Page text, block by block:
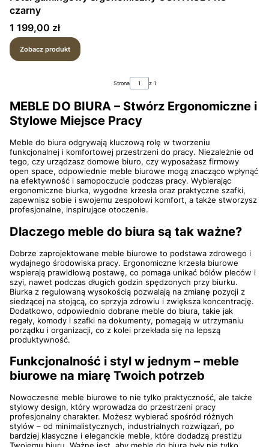
czarny
Cena
1 199,00 zł
Zobacz produkt
Strona z 1
MEBLE DO BIURA – Stwórz Ergonomiczne i
Stylowe Miejsce Pracy
Meble do biura odgrywają kluczową rolę w tworzeniu
funkcjonalnej i komfortowej przestrzeni do pracy. Niezależnie od
tego, czy urządzasz domowe biuro, czy wyposażasz firmowy
open space, odpowiednie meble biurowe mogą znacząco wpłynąć
na efektywność i samopoczucie podczas pracy. Wybierając
ergonomiczne biurka, wygodne krzesła oraz praktyczne szafki,
zapewnisz sobie i swojemu zespołowi komfort, a także stworzysz
profesjonalne, inspirujące otoczenie.
Dlaczego meble do biura są tak ważne?
Dobrze zaprojektowane meble biurowe to podstawa zdrowego i
wydajnego środowiska pracy. Ergonomiczne krzesła biurowe
wspierają prawidłową postawę, co pomaga unikać bólów pleców i
szyi, nawet podczas długich godzin spędzonych przy biurku.
Biurka z regulowaną wysokością pozwalają na zmianę pozycji z
siedzącej na stojącą, co sprzyja zdrowiu i zwiększa koncentrację.
Dodatkowo, odpowiednio dobrane meble do biura, takie jak
regały, komody i szafki na dokumenty, pomagają w utrzymaniu
porządku i organizacji, co z kolei przekłada się na lepszą
produktywność.
Funkcjonalność i styl w jednym – meble
biurowe na miarę Twoich potrzeb
Nowoczesne meble biurowe to nie tylko praktyczność, ale także
stylowy design, który wprowadza do przestrzeni pracy
profesjonalny charakter. Możesz wybierać spośród różnych
stylów – od minimalistycznych, industrialnych rozwiązań, po
bardziej klasyczne i eleganckie meble, które dodadzą prestiżu